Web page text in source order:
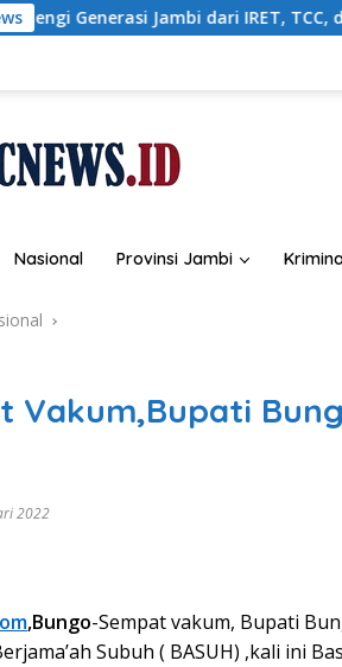
Jambi dari IRET, TCC, dan
Nasional Provinsi Jambi
Vakum,Bupati
2022
,Bungo-Sempat vakum, Bupati
Subuh ( BASUH) ,kali ini